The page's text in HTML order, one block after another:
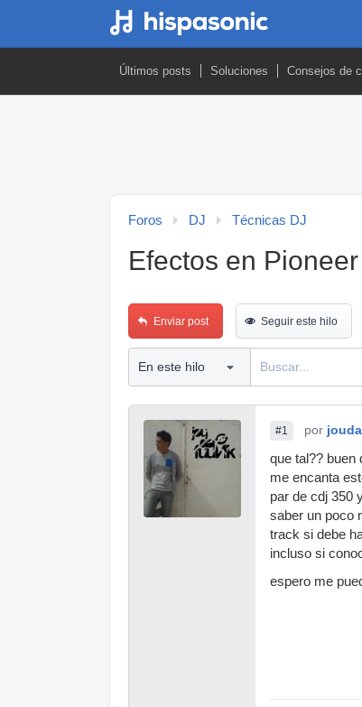
Últimos posts Soluciones Consejos de
Foros DJ Técnicas DJ
Efectos en
Enviar post Seguir este hilo
#1 por
que tal?? buen
me encanta
par de cdj 350
saber un poco
track si debe
incluso si
espero me